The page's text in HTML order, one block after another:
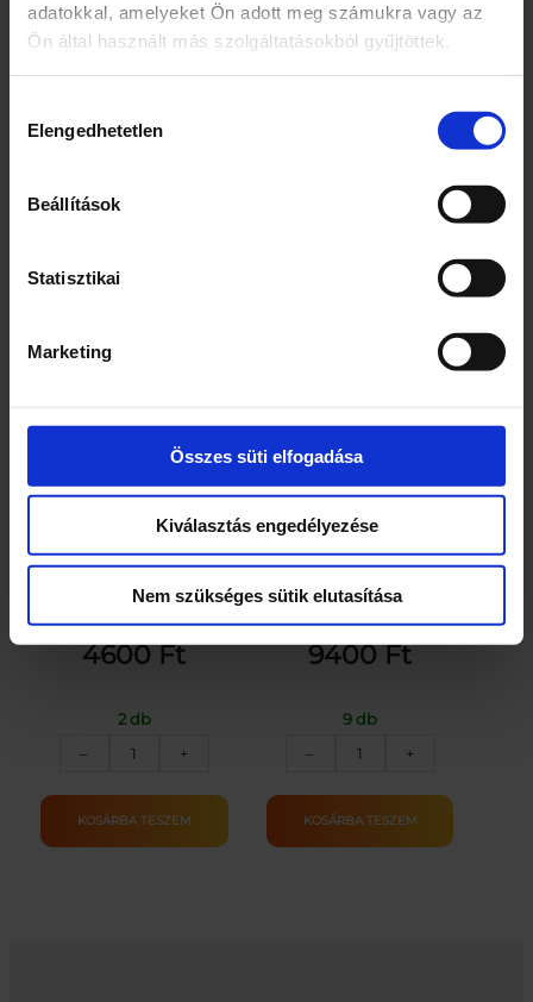
adatokkal, amelyeket Ön adott meg számukra vagy az
Ön által használt más szolgáltatásokból gyűjtöttek.
kiválasztása
Elengedhetetlen
Beállítások
Statisztikai
Marketing
Összes süti elfogadása
Kiválasztás engedélyezése
Nem szükséges sütik elutasítása
Tűzoltó készlet
10900
Hercegnő sátor II.
mennyiség
Mágneses horgászjáték
4600Ft
2 db
–
Mágneses
mennyiség
+
KOSÁRBA TESZEM
Játék bölcső/babaágy
9400Ft
9 db
–
Játék
mennyiség
+
KOSÁRBA TESZEM